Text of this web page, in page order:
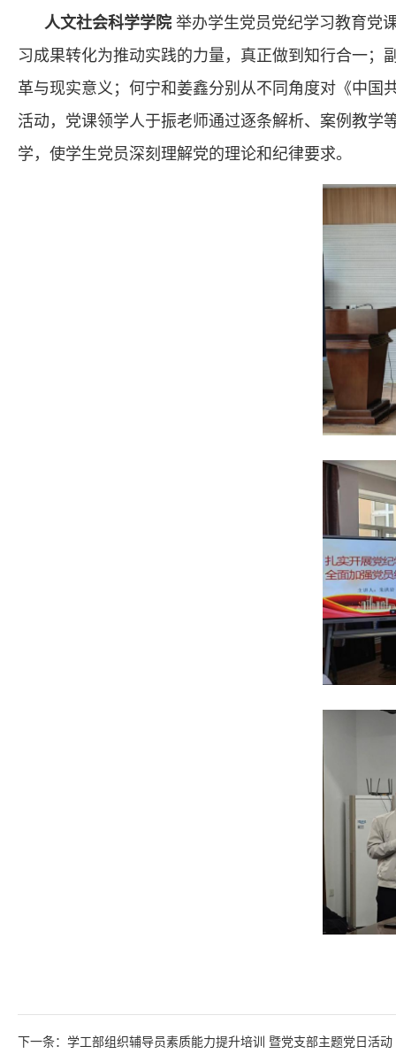
人文社会科学学院 举办学生党员党纪学习教育党
习成果转化为推动实践的力量，真正做到知行合一
革与现实意义；何宁和姜鑫分别从不同角度对《中国
活动，党课领学人于振老师通过逐条解析、案例教学
学，使学生党员深刻理解党的理论和纪律要求。
下一条：学工部组织辅导员素质能力提升培训 暨党支部主题党日活动